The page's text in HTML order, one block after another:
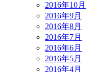
2016年10月
2016年9月
2016年8月
2016年7月
2016年6月
2016年5月
2016年4月